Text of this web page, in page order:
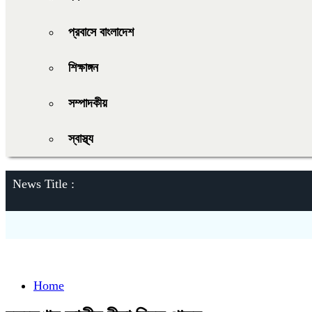
প্রবাসে বাংলাদেশ
শিক্ষাঙ্গন
সম্পাদকীয়
স্বাস্থ্য
News Title :
Home